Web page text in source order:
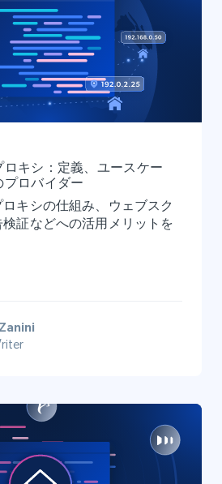
ロキシ：定義、ユースケー
プロバイダー
キシの仕組み、ウェブスク
証などへの活用メリットを